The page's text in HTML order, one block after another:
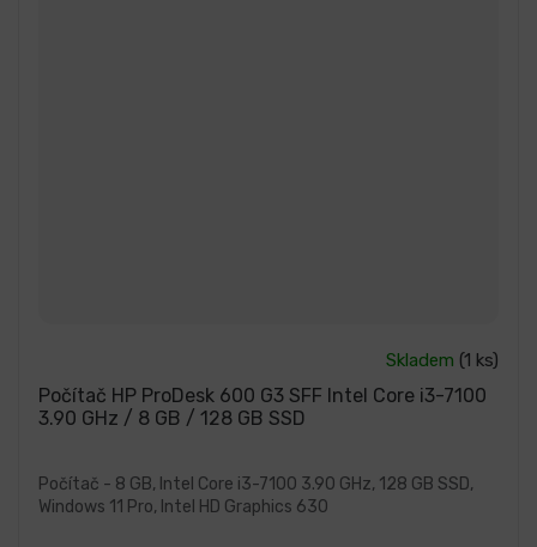
Počítač HP ProDesk 600 G3 SFF Intel Core i3-7100
3.90 GHz / 8 GB / 128 GB SSD
produktu
je
5,0
hvězdiček.
Skladem (1 ks)
Počítač - 8 GB, Intel Core i3-7100 3.90 GHz, 128 GB SSD,
Windows 11 Pro, Intel HD Graphics 630